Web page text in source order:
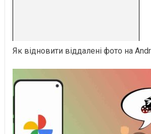
Як відновити віддалені фото на